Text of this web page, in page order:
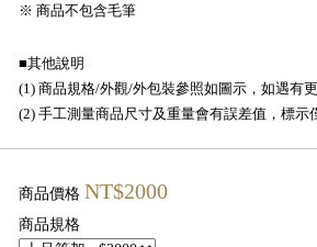
※ 商品不包含毛筆
■其他說明
(1) 商品規格/外觀/外包裝參照如圖示，如遇有
(2) 手工測量商品尺寸及重量會有誤差值，標示
商品價格 NT$2000
商品規格